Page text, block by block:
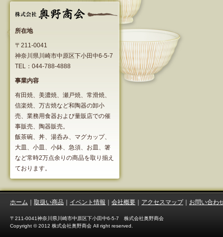
所在地
〒211-0041
神奈川県川崎市中原区下小田中6-5-7
TEL：044-788-4888
事業内容
有田焼、美濃焼、瀬戸焼、常滑焼、
信楽焼、万古焼など和陶器の卸小
売、業務用食器および量販店での催
事販売、陶器販売。
飯茶碗、丼、湯呑み、マグカップ、
大皿、小皿、小鉢、急須、お皿、箸
など常時2万点余りの商品を取り揃え
ております。
ホーム 取扱い商品 イベント情報 会社概要 アクセスマップ｜ お問い合わ
〒211-0041神奈川県川崎市中原区下小田中6-5-7 株式会社奥野商会
Copyright © 2012 株式会社奥野商会 All right reserved.